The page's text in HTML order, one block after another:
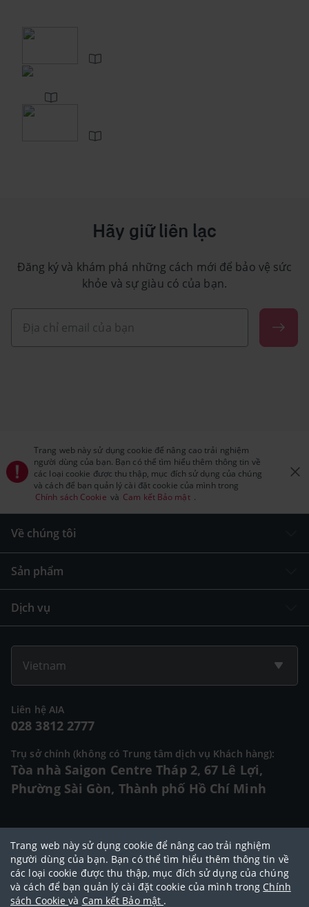
Hãy giữ liên lạc
Đăng ký và khám phá những cách mới để bảo vệ sức
khỏe và sự giàu có của bạn.
Trang web này sử dụng cookie để nâng cao trải nghiệm
người dùng của bạn. Bạn có thể tìm hiểu thêm thông tin về
các loại cookie được thu thập, mục đích sử dụng của chúng
và cách để bạn quản lý cài đặt cookie của mình trong
Chính sách Cookie và Cam kết Bảo mật .
Về chúng tôi
Sản phẩm
Dịch vụ
Vietnam
Liên hệ AIA
028 3812 2777
Trụ sở chính (không có Trung tâm dịch vụ Khách hàng):
Tòa nhà Saigon Centre Tháp 2, 67 Lê Lợi,
Phường Sài Gòn, Thành phố Hồ Chí Minh
Đại lý Ngoại hạng AIA|Điều khoản sử dụng |Cam kết bảo mật|Chính
sách bảo vệ dữ liệu cá nhân|Chính sách cookie |Quy tắc đạo đức|
Điều khoản và điều kiện sử dụng dịch vụ thanh toán trực tuyến
Trang web này sử dụng cookie để nâng cao trải nghiệm
người dùng của bạn. Bạn có thể tìm hiểu thêm thông tin về
các loại cookie được thu thập, mục đích sử dụng của chúng
và cách để bạn quản lý cài đặt cookie của mình trong Chính
sách Cookievà Cam kết Bảo mật .